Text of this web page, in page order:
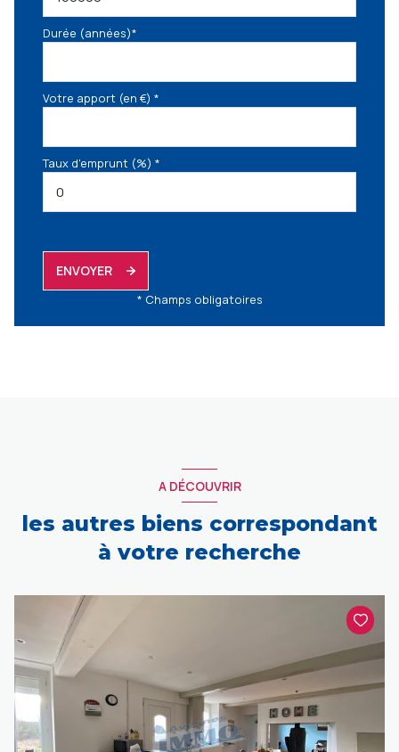
Durée (années)*
Votre apport (en €) *
Taux d'emprunt (%) *
ENVOYER
* Champs obligatoires
A DÉCOUVRIR
les autres biens correspondant
à votre recherche